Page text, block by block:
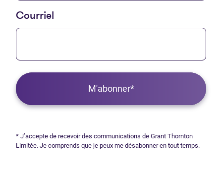
Courriel
M'abonner*
* J’accepte de recevoir des communications de Grant Thornton
Limitée. Je comprends que je peux me désabonner en tout temps.